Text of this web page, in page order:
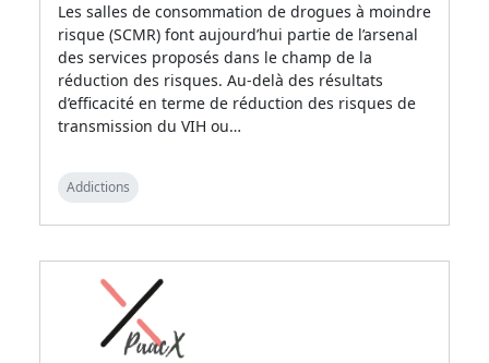
Les salles de consommation de drogues à moindre
risque (SCMR) font aujourd’hui partie de l’arsenal
des services proposés dans le champ de la
réduction des risques. Au-delà des résultats
d’efficacité en terme de réduction des risques de
transmission du VIH ou…
Addictions